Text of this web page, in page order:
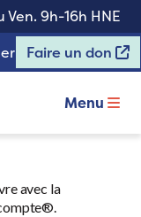
Ven. 9h-16h HNE
Faire un don
Menu
avec la